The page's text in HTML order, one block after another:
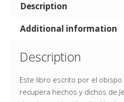
Description
Additional information
Description
Este libro escrito por el
recupera hechos y dichos de